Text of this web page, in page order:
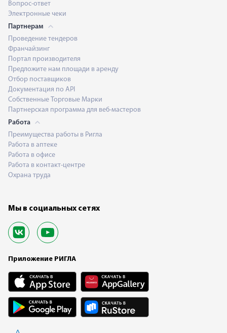
Вопрос-ответ
Электронные чеки
Партнерам
Проведение тендеров
Франчайзинг
Портал производителя
Предложите нам площади в аренду
Отбор поставщиков
Документация по API
Собственные Торговые Марки
Партнерская программа для веб-мастеров
Работа
Преимущества работы в Ригла
Работа в аптеке
Работа в офисе
Работа в контакт-центре
Охрана труда
Мы в социальных сетях
Приложение РИГЛА